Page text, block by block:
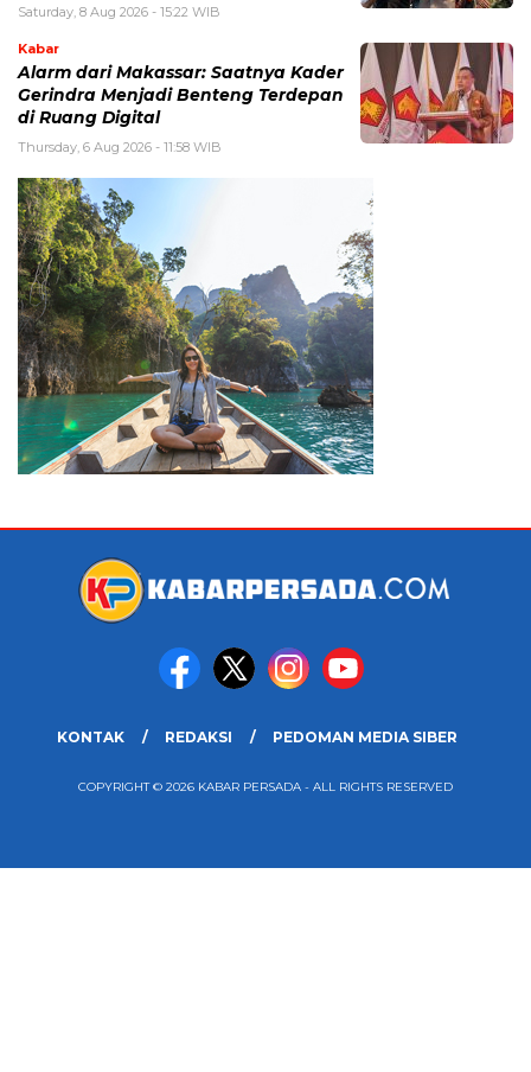
Saturday, 8 Aug 2026 - 15:22 WIB
Kabar
Alarm dari Makassar: Saatnya Kader
Gerindra Menjadi Benteng Terdepan
di Ruang Digital
Thursday, 6 Aug 2026 - 11:58 WIB
KONTAK REDAKSI PEDOMAN MEDIA SIBER
COPYRIGHT © 2026 KABAR PERSADA - ALL RIGHTS RESERVED